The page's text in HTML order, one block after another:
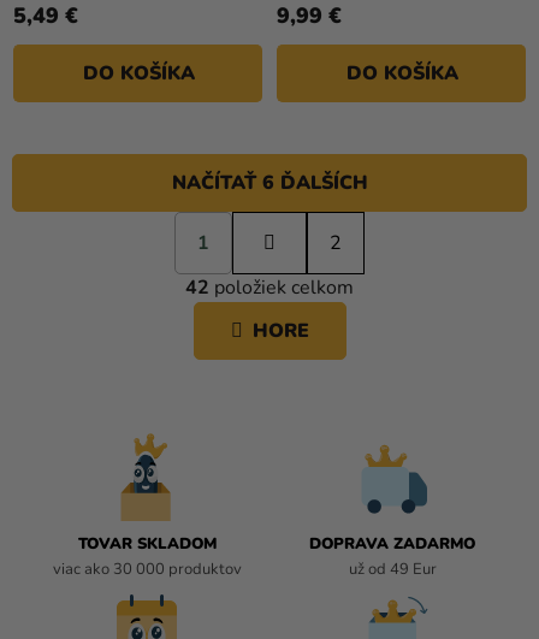
5,49 €
DO KOŠÍKA
9,99 €
DO KOŠÍKA
O
V
L
Á
NAČÍTAŤ 6 ĎALŠÍCH
S
t
r
á
k
o
1
2
42 položiek celkom
HORE
TOVAR SKLADOM
viac ako 30 000 produktov
DOPRAVA ZADARMO
už od 49 Eur